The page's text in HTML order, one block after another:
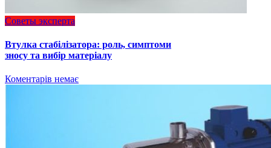
Советы эксперта
Втулка стабілізатора: роль, симптоми
зносу та вибір матеріалу
Коментарів немає